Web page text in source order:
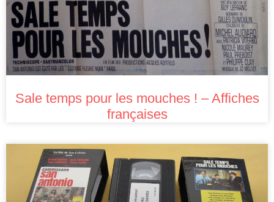
Sale temps pour les mouches ! – Affiches
françaises